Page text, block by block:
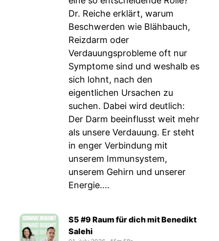
Dr. Reiche erklärt, warum
Beschwerden wie Blähbauch,
Reizdarm oder
Verdauungsprobleme oft nur
Symptome sind und weshalb es
sich lohnt, nach den
eigentlichen Ursachen zu
suchen. Dabei wird deutlich:
Der Darm beeinflusst weit mehr
als unsere Verdauung. Er steht
in enger Verbindung mit
unserem Immunsystem,
unserem Gehirn und unserer
Energie....
S5 #9 Raum für dich mit Benedikt
Salehi